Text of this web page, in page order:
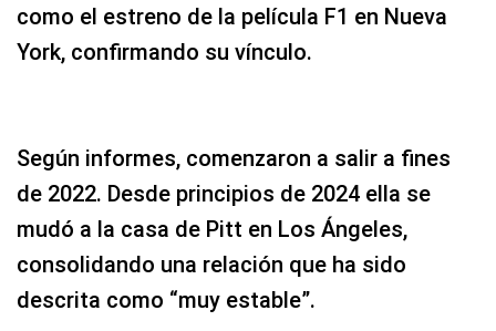
como el estreno de la película F1 en Nueva
York, confirmando su vínculo.
Según informes, comenzaron a salir a fines
de 2022. Desde principios de 2024 ella se
mudó a la casa de Pitt en Los Ángeles,
consolidando una relación que ha sido
descrita como “muy estable”.